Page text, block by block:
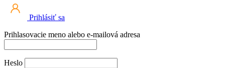
Prihlásiť sa
Prihlasovacie meno alebo e-mailová adresa
Heslo